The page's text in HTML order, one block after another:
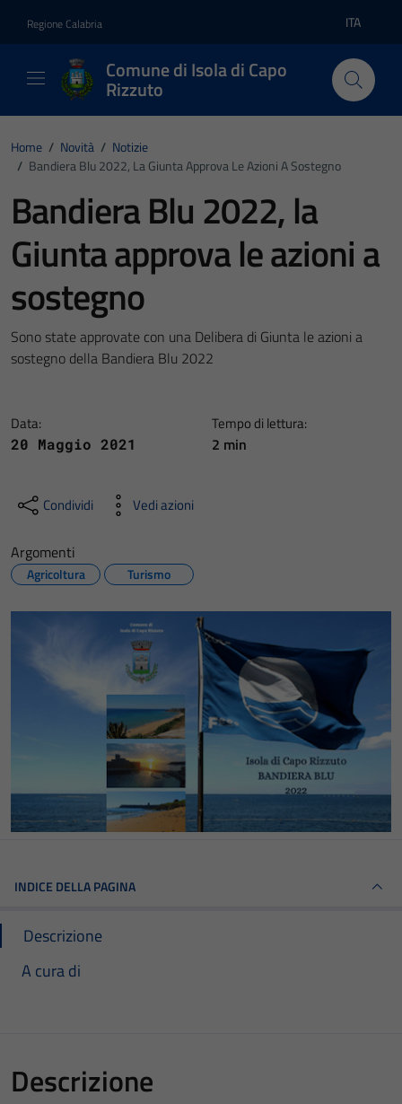
Regione Calabria Lingua
ITA
Comune di Isola di Capo
Rizzuto
Home / Novità / Notizie
/ Bandiera Blu 2022, La Giunta Approva Le Azioni A Sostegno
Bandiera Blu 2022, la
Giunta approva le azioni a
sostegno
Sono state approvate con una Delibera di Giunta le azioni a
sostegno della Bandiera Blu 2022
Data:
20 Maggio 2021
Tempo di lettura:
2 min
Condividi Vedi azioni
Argomenti
Agricoltura Turismo
INDICE DELLA PAGINA
Descrizione
A cura di
Descrizione